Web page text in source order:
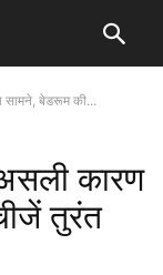
सामने, बेडरूम की...
कारण
तुरंत